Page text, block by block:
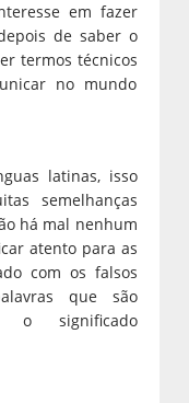
em fazer
de saber o
termos técnicos
no mundo
latinas, isso
semelhanças
há mal nenhum
atento para as
com os falsos
que são
o significado